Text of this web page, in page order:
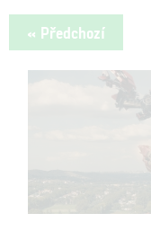
« Předchozí